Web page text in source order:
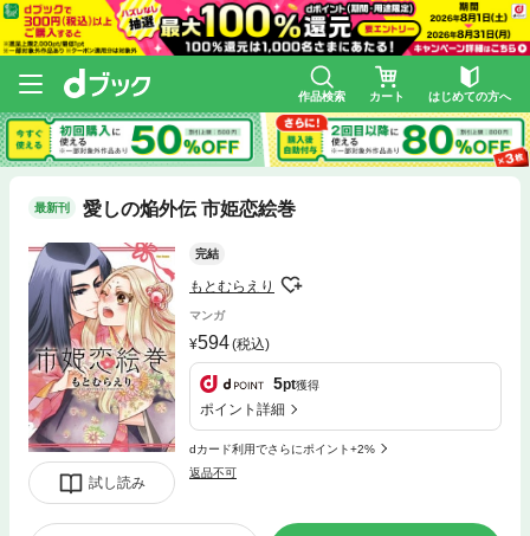
作品検索 カート はじめての方へ
最新刊 愛しの焔外伝 市姫恋絵巻
試し読み
完結
もとむらえり
マンガ
594(税込)
5pt獲得
ポイント詳細
dカード利用でさらにポイント+2%
返品不可